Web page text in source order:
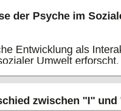
der Psyche im
Entwicklung als
Umwelt erforscht.
zwischen "I" und